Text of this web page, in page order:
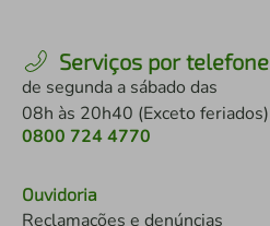
Serviços por telefone
de segunda a sábado das
08h às 20h40 (Exceto feriados)
0800 724 4770
Ouvidoria
Reclamações e denúncias